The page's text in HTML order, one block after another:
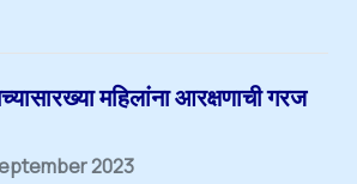
महिलांना आरक्षणाची गरज
2023